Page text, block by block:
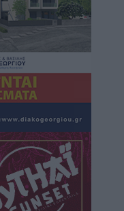
προετοιμασία
Ακαδημίες
στο Telekom
της στην